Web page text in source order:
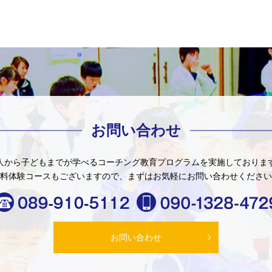
お問い合わせ
から子どもまでが学べるコーチング教育プログラムを実施しておりま
体験コースもございますので、
まずはお気軽にお問い合わせくださ
お問い合わせ